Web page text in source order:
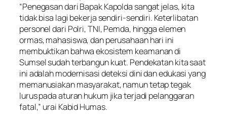
“Penegasan dari Bapak Kapolda sangat jelas, kita
tidak bisa lagi bekerja sendiri-sendiri. Keterlibatan
personel dari Polri, TNI, Pemda, hingga elemen
ormas, mahasiswa, dan perusahaan hari ini
membuktikan bahwa ekosistem keamanan di
Sumsel sudah terbangun kuat. Pendekatan kita saat
ini adalah modernisasi deteksi dini dan edukasi yang
memanusiakan masyarakat, namun tetap tegak
lurus pada aturan hukum jika terjadi pelanggaran
fatal,” urai Kabid Humas.